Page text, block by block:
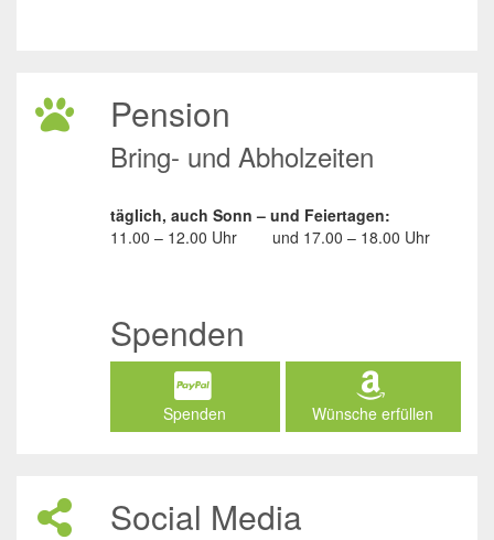
Pension
Bring- und Abholzeiten
täglich, auch Sonn – und Feiertagen:
11.00 – 12.00 Uhr
und 17.00 – 18.00 Uhr
Spenden
Spenden Wünsche erfüllen
Social Media